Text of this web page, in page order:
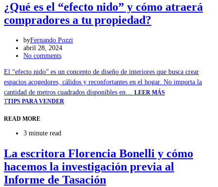
¿Qué es el “efecto nido” y cómo atraerá
compradores a tu propiedad?
byFernando Pozzi
abril 28, 2024
No comments
El “efecto nido” es un concepto de diseño de interiores que busca crear
espacios acogedores, cálidos y reconfortantes en el hogar. No importa la
cantidad de metros cuadrados disponibles en… LEER MÁS
TTIPS PARA VENDER
READ MORE
3 minute read
La escritora Florencia Bonelli y cómo
hacemos la investigación previa al
Informe de Tasación